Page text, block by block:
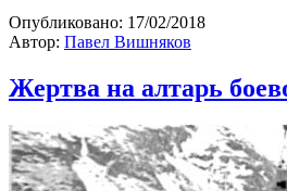
Опубликовано: 17/02/2018
Автор: Павел Вишняков
Жертва на алтарь